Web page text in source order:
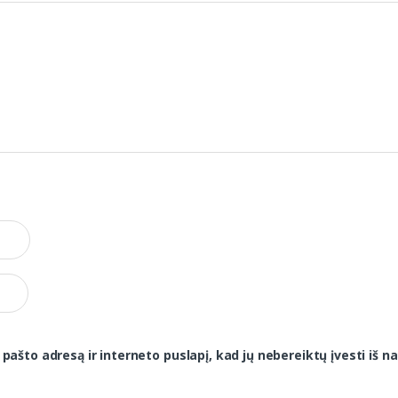
adresą ir interneto puslapį, kad jų nebereiktų įvesti iš